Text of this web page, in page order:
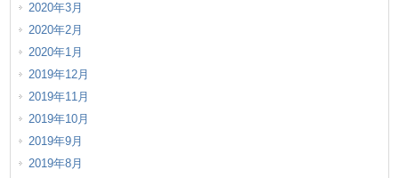
2020年3月
2020年2月
2020年1月
2019年12月
2019年11月
2019年10月
2019年9月
2019年8月